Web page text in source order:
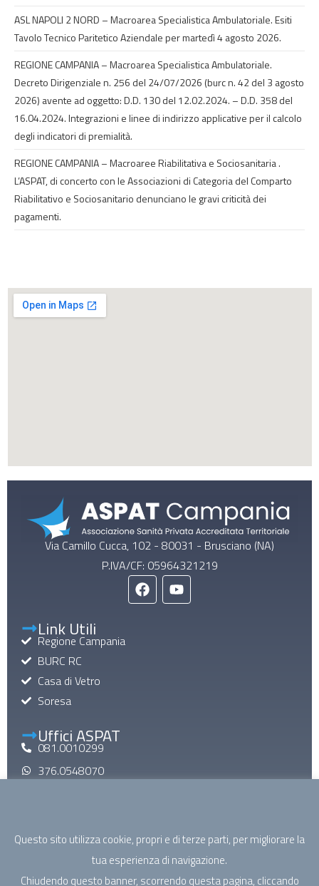
ASL NAPOLI 2 NORD – Macroarea Specialistica Ambulatoriale. Esiti
Tavolo Tecnico Paritetico Aziendale per martedì 4 agosto 2026.
REGIONE CAMPANIA – Macroarea Specialistica Ambulatoriale.
Decreto Dirigenziale n. 256 del 24/07/2026 (burc n. 42 del 3 agosto
2026) avente ad oggetto: D.D. 130 del 12.02.2024. – D.D. 358 del
16.04.2024. Integrazioni e linee di indirizzo applicative per il calcolo
degli indicatori di premialità.
REGIONE CAMPANIA – Macroaree Riabilitativa e Sociosanitaria .
L’ASPAT, di concerto con le Associazioni di Categoria del Comparto
Riabilitativo e Sociosanitario denunciano le gravi criticità dei
pagamenti.
Via Camillo Cucca, 102 - 80031 - Brusciano (NA)
P.IVA/CF: 05964321219
Link Utili
Regione Campania
BURC RC
Casa di Vetro
Soresa
Uffici ASPAT
081.0010299
376.0548070
Mail di Macroarea
specialistica@aspatcampania.it
Questo sito utilizza cookie, propri e di terze parti, per migliorare la
tua esperienza di navigazione.
Chiudendo questo banner, scorrendo questa pagina, cliccando